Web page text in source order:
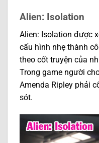
Alien: Isolation
Alien: Isolation được
cấu hình nhẹ thành
theo cốt truyện của
Trong game người
Amenda Ripley phải
sót.